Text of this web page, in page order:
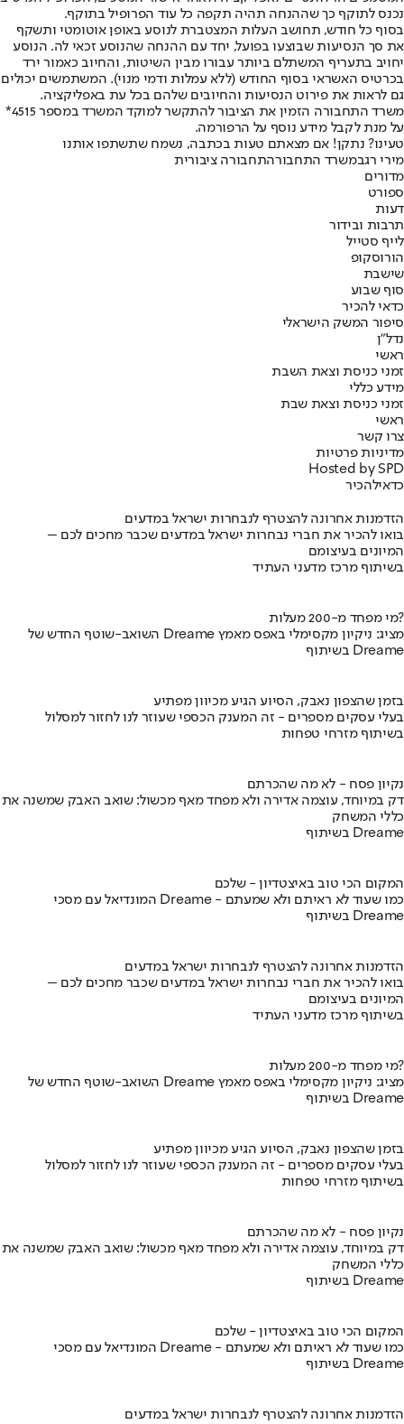
נכנס לתוקף כך שההנחה תהיה תקפה כל עוד הפרופיל בתוקף.
בסוף כל חודש, תחושב העלות המצטברת לנוסע באופן אוטומטי ותשקף
את סך הנסיעות שבוצעו בפועל, יחד עם ההנחה שהנוסע זכאי לה. הנוסע
יחויב בתעריף המשתלם ביותר עבורו מבין השיטות, והחיוב כאמור ירד
בכרטיס האשראי בסוף החודש (ללא עמלות ודמי מנוי). המשתמשים יכולים
גם לראות את פירוט הנסיעות והחיובים שלהם בכל עת באפליקציה.
משרד התחבורה הזמין את הציבור להתקשר למוקד המשרד במספר 4515*
על מנת לקבל מידע נוסף על הרפורמה.
טעינו? נתקן! אם מצאתם טעות בכתבה, נשמח שתשתפו אותנו
מירי רגבמשרד התחבורהתחבורה ציבורית
מדורים
ספורט
דעות
תרבות ובידור
לייף סטייל
הורוסקופ
שישבת
סוף שבוע
כדאי להכיר
סיפור המשק הישראלי
נדל"ן
ראשי
זמני כניסת וצאת השבת
מידע כללי
זמני כניסת וצאת שבת
ראשי
צרו קשר
מדיניות פרטיות
Hosted by SPD
כדאילהכיר
הזדמנות אחרונה להצטרף לנבחרות ישראל במדעים
בואו להכיר את חברי נבחרות ישראל במדעים שכבר מחכים לכם –
המיונים בעיצומם
בשיתוף מרכז מדעני העתיד
מי מפחד מ-200 מעלות?
השואב-שוטף החדש של Dreame מציג: ניקיון מקסימלי באפס מאמץ
בשיתוף Dreame
בזמן שהצפון נאבק, הסיוע הגיע מכיוון מפתיע
בעלי עסקים מספרים - זה המענק הכספי שעוזר לנו לחזור למסלול
בשיתוף מזרחי טפחות
נקיון פסח - לא מה שהכרתם
דק במיוחד, עוצמה אדירה ולא מפחד מאף מכשול: שואב האבק שמשנה את
כללי המשחק
בשיתוף Dreame
המקום הכי טוב באיצטדיון - שלכם
המונדיאל עם מסכי Dreame - כמו שעוד לא ראיתם ולא שמעתם
בשיתוף Dreame
הזדמנות אחרונה להצטרף לנבחרות ישראל במדעים
בואו להכיר את חברי נבחרות ישראל במדעים שכבר מחכים לכם –
המיונים בעיצומם
בשיתוף מרכז מדעני העתיד
מי מפחד מ-200 מעלות?
השואב-שוטף החדש של Dreame מציג: ניקיון מקסימלי באפס מאמץ
בשיתוף Dreame
בזמן שהצפון נאבק, הסיוע הגיע מכיוון מפתיע
בעלי עסקים מספרים - זה המענק הכספי שעוזר לנו לחזור למסלול
בשיתוף מזרחי טפחות
נקיון פסח - לא מה שהכרתם
דק במיוחד, עוצמה אדירה ולא מפחד מאף מכשול: שואב האבק שמשנה את
כללי המשחק
בשיתוף Dreame
המקום הכי טוב באיצטדיון - שלכם
המונדיאל עם מסכי Dreame - כמו שעוד לא ראיתם ולא שמעתם
בשיתוף Dreame
הזדמנות אחרונה להצטרף לנבחרות ישראל במדעים